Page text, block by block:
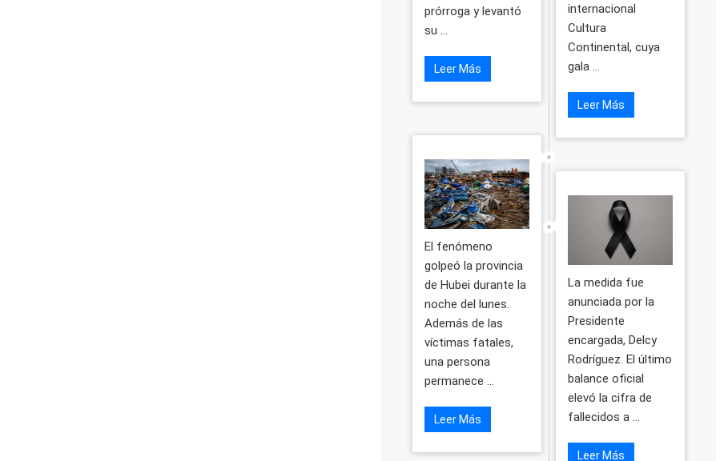
prórroga y levantó
su ...
Leer Más
internacional
Cultura
Continental, cuya
gala ...
Leer Más
El fenómeno
golpeó la provincia
de Hubei durante la
noche del lunes.
Además de las
víctimas fatales,
una persona
permanece ...
Leer Más
La medida fue
anunciada por la
Presidente
encargada, Delcy
Rodríguez. El último
balance oficial
elevó la cifra de
fallecidos a ...
Leer Más